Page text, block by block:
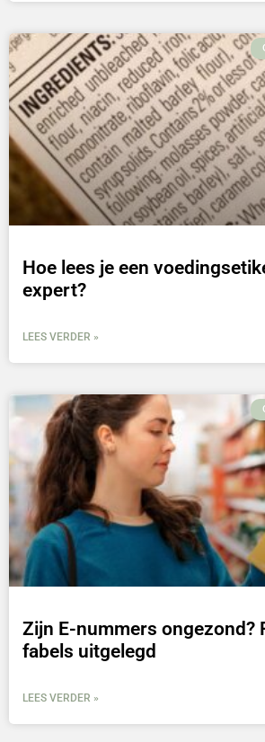
Hoe lees je een
expert?
LEES VERDER »
Zijn E-nummers ongezond?
fabels uitgelegd
LEES VERDER »